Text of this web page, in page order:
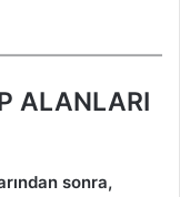
ALANLARI
sonra,